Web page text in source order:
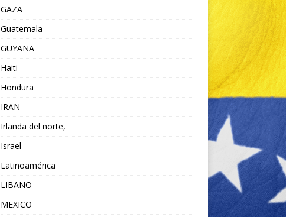
GAZA
Guatemala
GUYANA
Haiti
Hondura
IRAN
Irlanda del norte,
Israel
Latinoamérica
LIBANO
MEXICO